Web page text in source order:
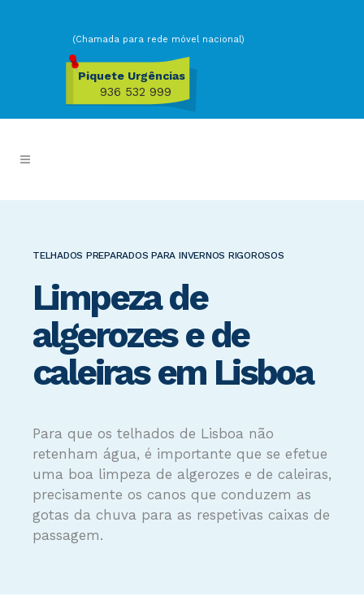
(Chamada para rede móvel nacional)
Piquete Urgências
936 532 999
TELHADOS PREPARADOS PARA INVERNOS RIGOROSOS
Limpeza de
algerozes e de
caleiras em Lisboa
Para que os telhados de Lisboa não
retenham água, é importante que se efetue
uma boa limpeza de algerozes e de caleiras,
precisamente os canos que conduzem as
gotas da chuva para as respetivas caixas de
passagem.